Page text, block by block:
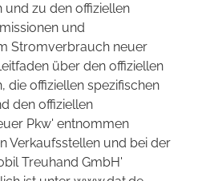
zu den offiziellen
und
Stromverbrauch neuer
über den offiziellen
die offiziellen spezifischen
den offiziellen
Pkw' entnommen
Verkaufsstellen und bei der
Treuhand GmbH'